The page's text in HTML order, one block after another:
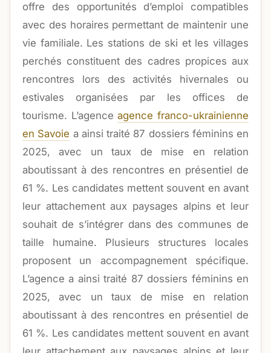
offre des opportunités d’emploi compatibles
avec des horaires permettant de maintenir une
vie familiale. Les stations de ski et les villages
perchés constituent des cadres propices aux
rencontres lors des activités hivernales ou
estivales organisées par les offices de
tourisme. L’agenceagence franco-ukrainienne
en Savoie a ainsi traité 87 dossiers féminins en
2025, avec un taux de mise en relation
aboutissant à des rencontres en présentiel de
61 %. Les candidates mettent souvent en avant
leur attachement aux paysages alpins et leur
souhait de s’intégrer dans des communes de
taille humaine. Plusieurs structures locales
proposent un accompagnement spécifique.
L’agence a ainsi traité 87 dossiers féminins en
2025, avec un taux de mise en relation
aboutissant à des rencontres en présentiel de
61 %. Les candidates mettent souvent en avant